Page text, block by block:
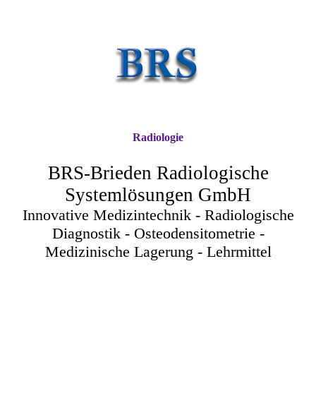
BRS-Brieden Radiologische
Systemlösungen GmbH
Innovative Medizintechnik - Radiologische
Diagnostik - Osteodensitometrie -
Medizinische Lagerung - Lehrmittel
Radiologie